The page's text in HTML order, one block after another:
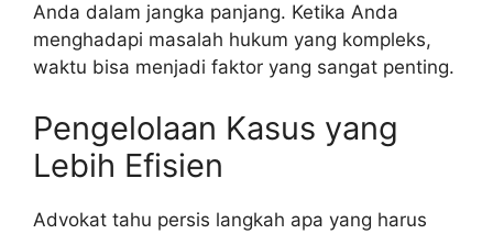
Anda dalam jangka panjang. Ketika Anda
menghadapi masalah hukum yang kompleks,
waktu bisa menjadi faktor yang sangat penting.
Pengelolaan Kasus yang
Lebih Efisien
Advokat tahu persis langkah apa yang harus